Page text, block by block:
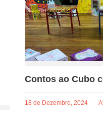
Contos ao Cubo
18 de Dezembro, 2024